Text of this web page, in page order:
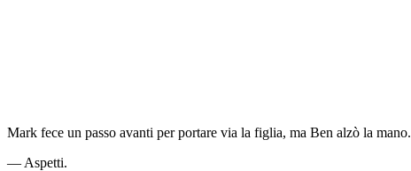
Mark fece un passo avanti per portare via la figlia, ma Ben alzò la mano.
— Aspetti.